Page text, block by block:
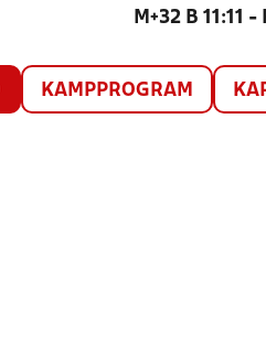
M+32 B 11:11
KAMPPROGRAM